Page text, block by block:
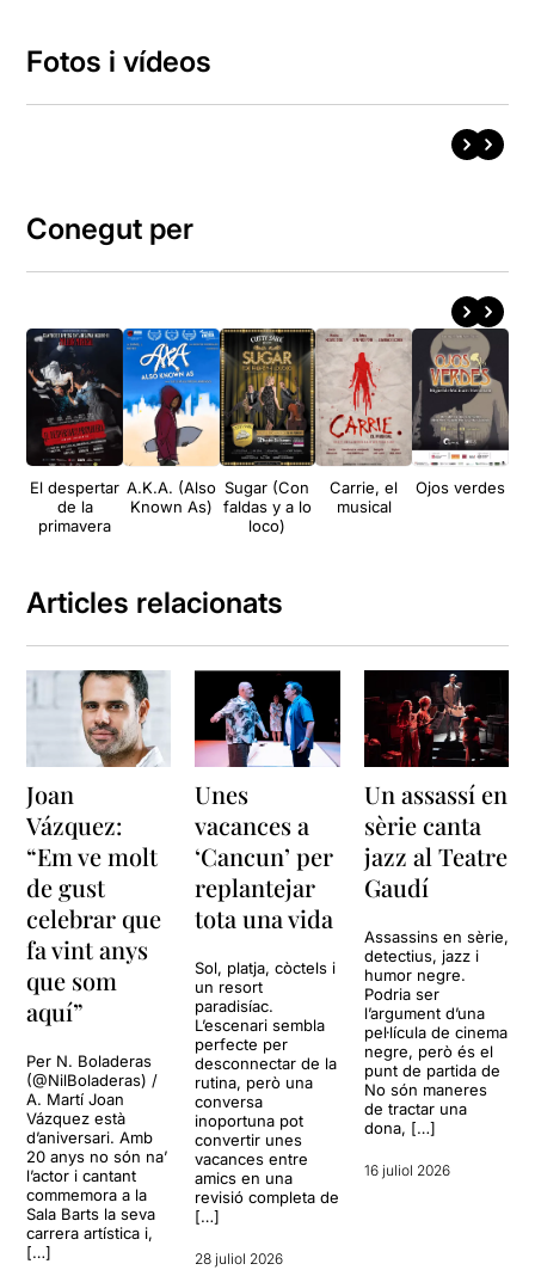
Fotos i vídeos
Conegut per
El despertar
de la
primavera
A.K.A. (Also
Known As)
Sugar (Con
faldas y a lo
loco)
Carrie, el
musical
Ojos verdes
Articles relacionats
Joan
Vázquez:
“Em ve molt
de gust
celebrar que
fa vint anys
que som
aquí”
Per N. Boladeras
(@NilBoladeras) /
A. Martí Joan
Vázquez està
d’aniversari. Amb
20 anys no són na’
l’actor i cantant
commemora a la
Sala Barts la seva
carrera artística i,
[…]
Unes
vacances a
‘Cancun’ per
replantejar
tota una vida
Sol, platja, còctels i
un resort
paradisíac.
L’escenari sembla
perfecte per
desconnectar de la
rutina, però una
conversa
inoportuna pot
convertir unes
vacances entre
amics en una
revisió completa de
[…]
28 juliol 2026
Un assassí en
sèrie canta
jazz al Teatre
Gaudí
Assassins en sèrie,
detectius, jazz i
humor negre.
Podria ser
l’argument d’una
pel·lícula de cinema
negre, però és el
punt de partida de
No són maneres
de tractar una
dona, […]
16 juliol 2026